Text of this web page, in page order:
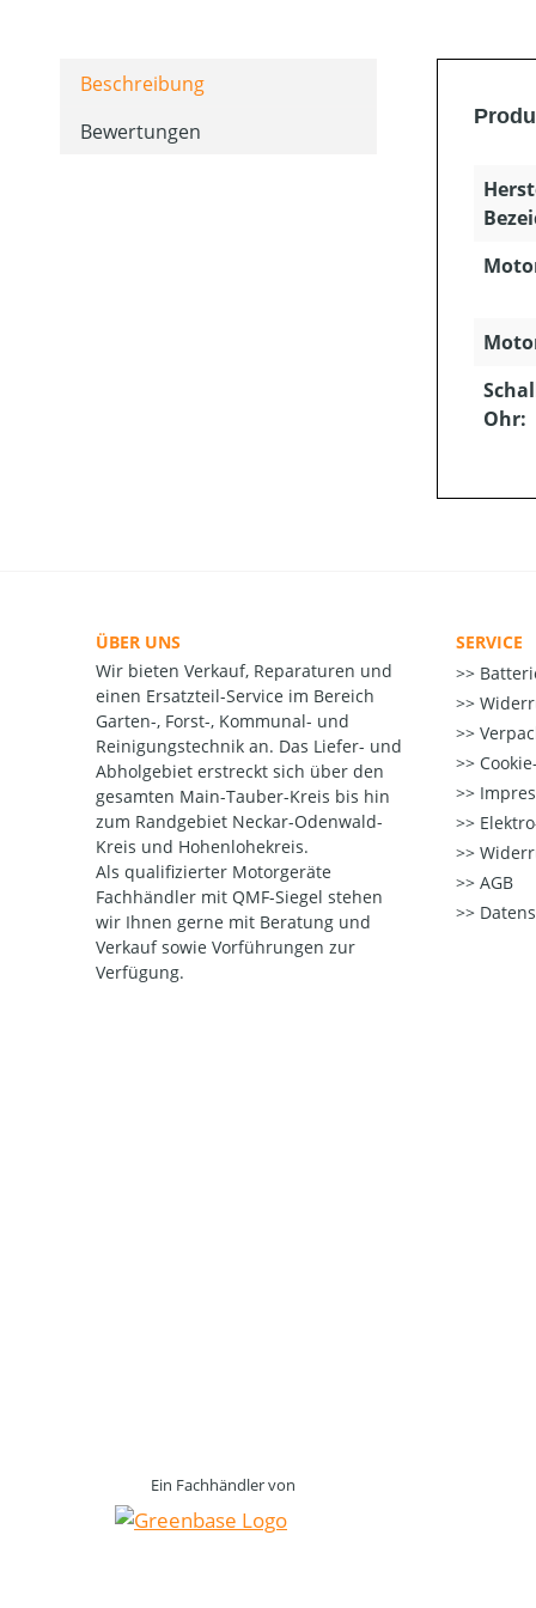
Beschreibung
Bewertungen
Ohr:
ÜBER UNS
Wir bieten Verkauf, Reparaturen und
einen Ersatzteil-Service im Bereich
Garten-, Forst-, Kommunal- und
Reinigungstechnik an. Das Liefer- und
Abholgebiet erstreckt sich über den
gesamten Main-Tauber-Kreis bis hin
zum Randgebiet Neckar-Odenwald-
Kreis und Hohenlohekreis.
Als qualifizierter Motorgeräte
Fachhändler mit QMF-Siegel stehen
wir Ihnen gerne mit Beratung und
Verkauf sowie Vorführungen zur
Verfügung.
SERVICE
AGB
Ein Fachhändler von